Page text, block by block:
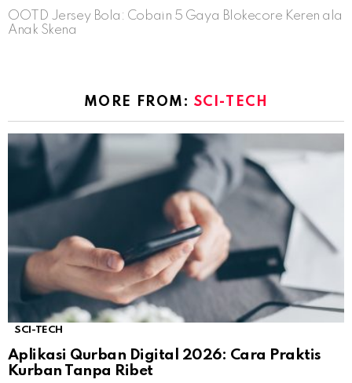
OOTD Jersey Bola: Cobain 5 Gaya Blokecore Keren ala
Anak Skena
MORE FROM: SCI-TECH
SCI-TECH
Aplikasi Qurban Digital 2026: Cara Praktis
Kurban Tanpa Ribet